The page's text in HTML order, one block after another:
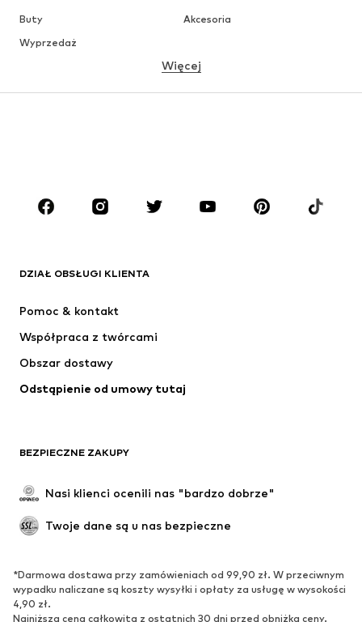
Buty
Akcesoria
Wyprzedaż
MARKI
Next
ADIDAS PERFORMANCE
Więcej
DZIAŁ OBSŁUGI KLIENTA
Pomoc & kontakt
Współpraca z twórcami
Obszar dostawy
Odstąpienie od umowy tutaj
BEZPIECZNE ZAKUPY
Nasi klienci ocenili nas "bardzo dobrze"
Twoje dane są u nas bezpieczne
*Darmowa dostawa przy zamówieniach od 99,90 zł. W przeciwnym
wypadku naliczane są koszty wysyłki i opłaty za usługę w wysokości
4,90 zł.
Najniższa cena całkowita z ostatnich 30 dni przed obniżką ceny.